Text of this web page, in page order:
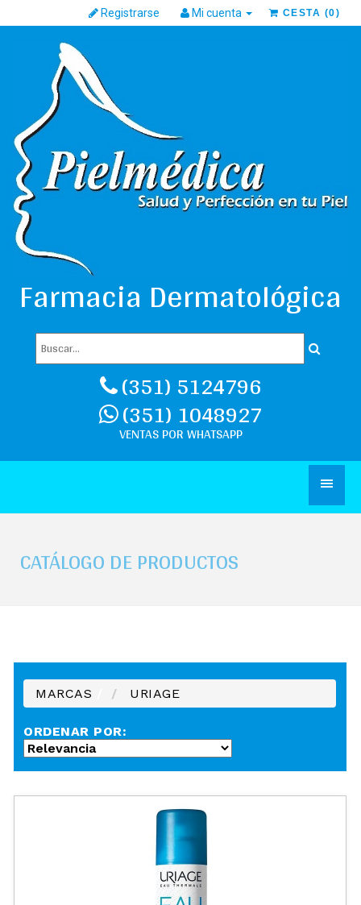
CESTA (0)
Registrarse Mi cuenta
Farmacia Dermatológica
(351) 5124796
(351) 1048927
CATÁLOGO DE PRODUCTOS
MARCAS URIAGE
ORDENAR POR: